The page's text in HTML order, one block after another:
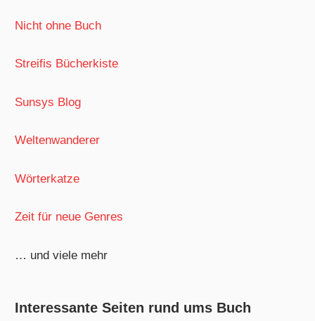
Nicht ohne Buch
Streifis Bücherkiste
Sunsys Blog
Weltenwanderer
Wörterkatze
Zeit für neue Genres
… und viele mehr
Interessante Seiten rund ums Buch